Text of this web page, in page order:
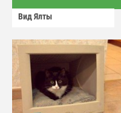
Вид Ялты